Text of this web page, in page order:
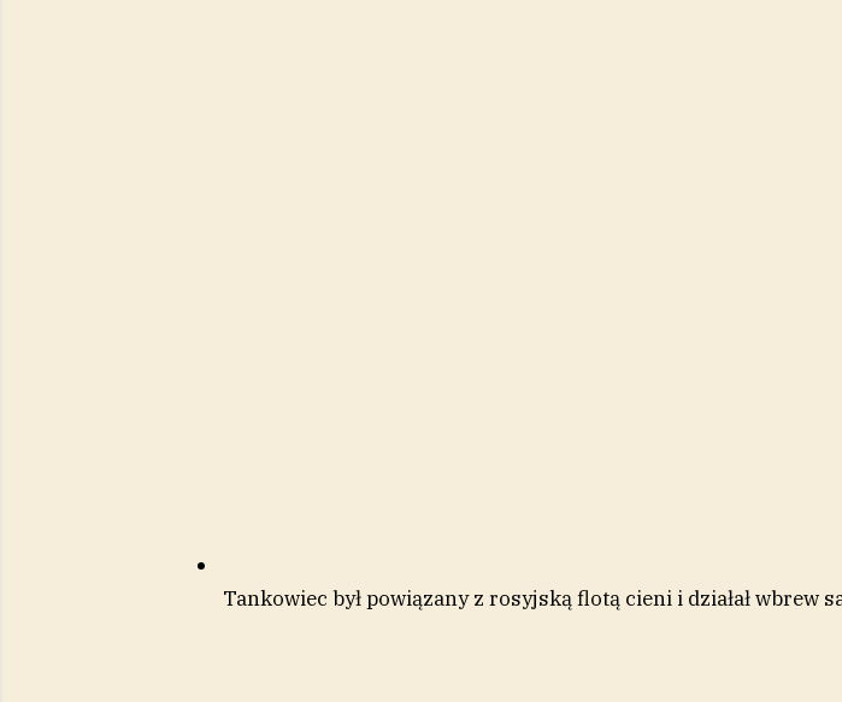
Tankowiec był powiązany z rosyjską flotą cieni i działał wbrew